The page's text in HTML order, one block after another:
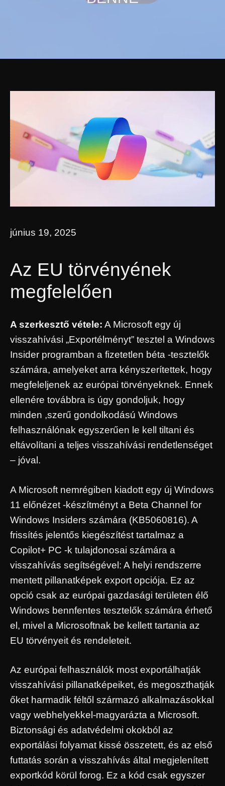
június 19, 2025
Az EU törvényének
megfelelően
A szerkesztő vétele: A Microsoft egy új
visszahívási „Exportélményt” tesztel a Windows
Insider programban a fizetetlen béta -tesztelők
számára, amelyeket arra kényszerítettek, hogy
megfeleljenek az európai törvényeknek. Ennek
ellenére továbbra is úgy gondoljuk, hogy
minden ,szerű gondolkodású Windows
felhasználónak egyszerűen le kell tiltani és
eltávolítani a teljes visszahívási rendetlenséget
– jóval.
A Microsoft nemrégiben kiadott egy új Windows
11 előnézet -készítményt a Beta Channel for
Windows Insiders számára (KB5060816). A
frissítés jelentős kiegészítést tartalmaz a
Copilot+ PC -k tulajdonosai számára a
visszahívás segítségével: A helyi rendszerre
mentett pillanatképek export opciója. Ez az
opció csak az európai gazdasági területen élő
Windows bennfentes tesztelők számára érhető
el, mivel a Microsoftnak be kellett tartania az
EU törvényeit és rendeleteit.
Az európai felhasználók most exportálhatják
visszahívási pillanatképeiket, és megoszthatják
őket harmadik féltől származó alkalmazásokkal
vagy webhelyekkel-magyarázta a Microsoft.
Biztonsági és adatvédelmi okokból az
exportálási folyamat kissé összetett, és az első
futtatás során a visszahívás által megjelenített
exportkód körül forog. Ez a kód csak egyszer